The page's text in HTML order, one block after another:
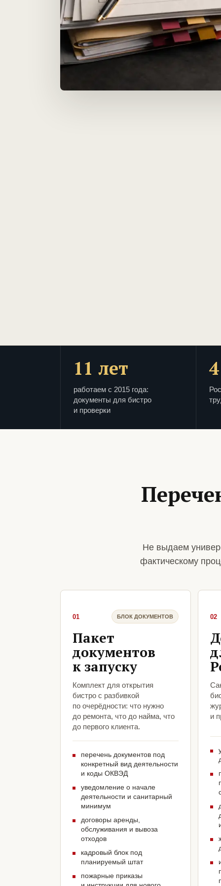
11 лет
работаем с 2015 года:
документы для бистро
и проверки
Не выдаем
фактическому
01 БЛОК ДОКУМЕНТОВ
Пакет
документов
к запуску
Комплект для открытия
бистро с разбивкой
по очерёдности: что нужно
до ремонта, что до найма, что
до первого клиента.
перечень документов под
конкретный вид деятельности
и коды ОКВЭД
уведомление о начале
деятельности и санитарный
минимум
договоры аренды,
обслуживания и вывоза
отходов
кадровый блок под
планируемый штат
пожарные приказы
02
и